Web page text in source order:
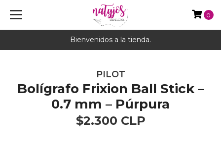
Bienvenidos a la tienda.
0
PILOT
Bolígrafo Frixion Ball Stick –
0.7 mm – Púrpura
$2.300 CLP